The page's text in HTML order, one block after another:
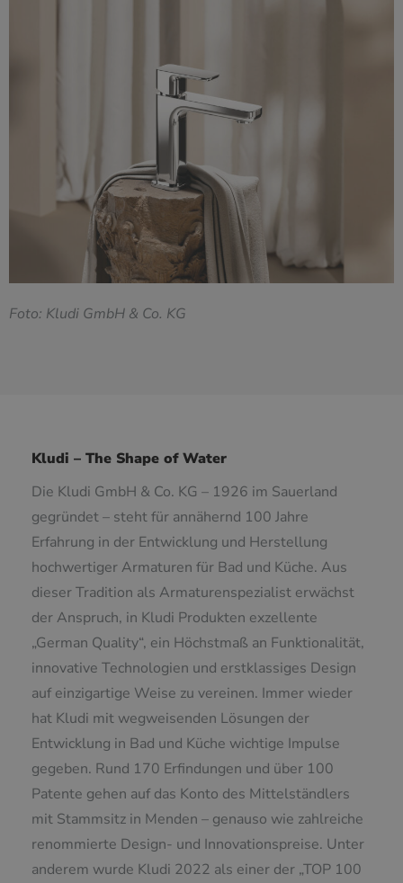
Foto: Kludi GmbH & Co. KG
Kludi – The Shape of Water
Die Kludi GmbH & Co. KG – 1926 im Sauerland
gegründet – steht für annähernd 100 Jahre
Erfahrung in der Entwicklung und Herstellung
hochwertiger Armaturen für Bad und Küche. Aus
dieser Tradition als Armaturenspezialist erwächst
der Anspruch, in Kludi Produkten exzellente
„German Quality“, ein Höchstmaß an Funktionalität,
innovative Technologien und erstklassiges Design
auf einzigartige Weise zu vereinen. Immer wieder
hat Kludi mit wegweisenden Lösungen der
Entwicklung in Bad und Küche wichtige Impulse
gegeben. Rund 170 Erfindungen und über 100
Patente gehen auf das Konto des Mittelständlers
mit Stammsitz in Menden – genauso wie zahlreiche
renommierte Design- und Innovationspreise. Unter
anderem wurde Kludi 2022 als einer der „TOP 100